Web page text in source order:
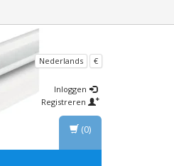
Nederlands €
Inloggen
Registreren
(0)